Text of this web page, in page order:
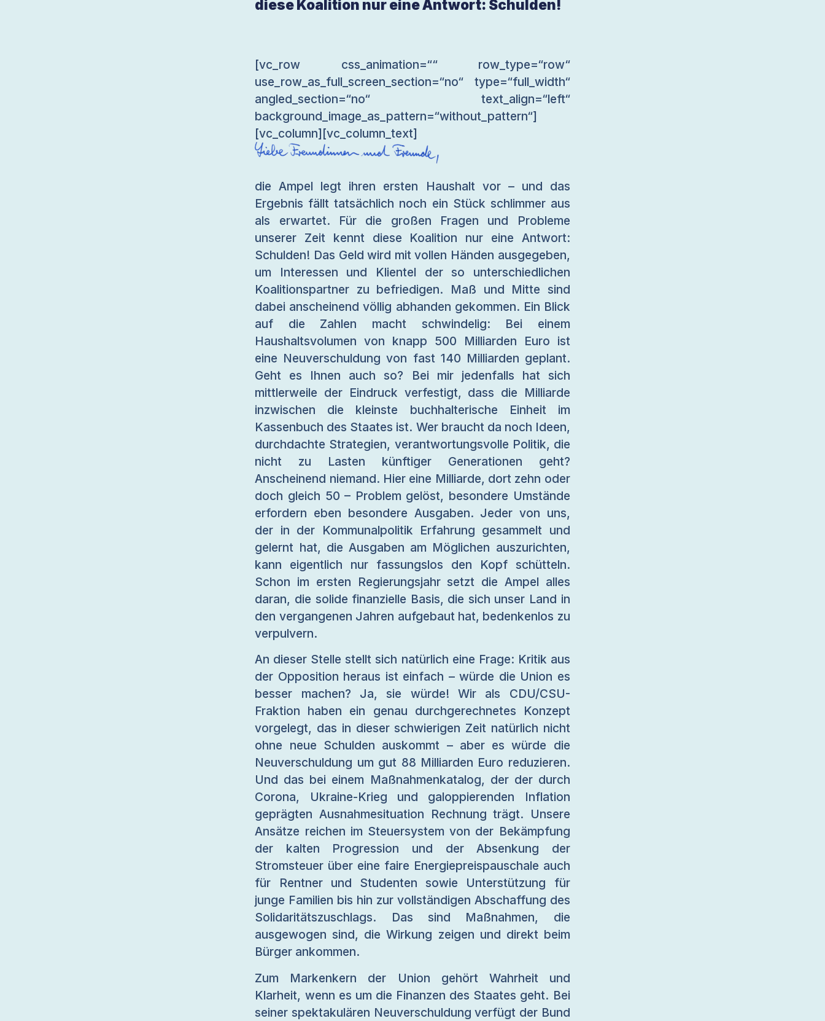
diese Koalition nur eine Antwort: Schulden!
[vc_row css_animation=““ row_type=“row“
use_row_as_full_screen_section=“no“ type=“full_width“
angled_section=“no“ text_align=“left“
background_image_as_pattern=“without_pattern“]
[vc_column][vc_column_text]
die Ampel legt ihren ersten Haushalt vor – und das
Ergebnis fällt tatsächlich noch ein Stück schlimmer aus
als erwartet. Für die großen Fragen und Probleme
unserer Zeit kennt diese Koalition nur eine Antwort:
Schulden! Das Geld wird mit vollen Händen ausgegeben,
um Interessen und Klientel der so unterschiedlichen
Koalitionspartner zu befriedigen. Maß und Mitte sind
dabei anscheinend völlig abhanden gekommen. Ein Blick
auf die Zahlen macht schwindelig: Bei einem
Haushaltsvolumen von knapp 500 Milliarden Euro ist
eine Neuverschuldung von fast 140 Milliarden geplant.
Geht es Ihnen auch so? Bei mir jedenfalls hat sich
mittlerweile der Eindruck verfestigt, dass die Milliarde
inzwischen die kleinste buchhalterische Einheit im
Kassenbuch des Staates ist. Wer braucht da noch Ideen,
durchdachte Strategien, verantwortungsvolle Politik, die
nicht zu Lasten künftiger Generationen geht?
Anscheinend niemand. Hier eine Milliarde, dort zehn oder
doch gleich 50 – Problem gelöst, besondere Umstände
erfordern eben besondere Ausgaben. Jeder von uns,
der in der Kommunalpolitik Erfahrung gesammelt und
gelernt hat, die Ausgaben am Möglichen auszurichten,
kann eigentlich nur fassungslos den Kopf schütteln.
Schon im ersten Regierungsjahr setzt die Ampel alles
daran, die solide finanzielle Basis, die sich unser Land in
den vergangenen Jahren aufgebaut hat, bedenkenlos zu
verpulvern.
An dieser Stelle stellt sich natürlich eine Frage: Kritik aus
der Opposition heraus ist einfach – würde die Union es
besser machen? Ja, sie würde! Wir als CDU/CSU-
Fraktion haben ein genau durchgerechnetes Konzept
vorgelegt, das in dieser schwierigen Zeit natürlich nicht
ohne neue Schulden auskommt – aber es würde die
Neuverschuldung um gut 88 Milliarden Euro reduzieren.
Und das bei einem Maßnahmenkatalog, der der durch
Corona, Ukraine-Krieg und galoppierenden Inflation
geprägten Ausnahmesituation Rechnung trägt. Unsere
Ansätze reichen im Steuersystem von der Bekämpfung
der kalten Progression und der Absenkung der
Stromsteuer über eine faire Energiepreispauschale auch
für Rentner und Studenten sowie Unterstützung für
junge Familien bis hin zur vollständigen Abschaffung des
Solidaritätszuschlags. Das sind Maßnahmen, die
ausgewogen sind, die Wirkung zeigen und direkt beim
Bürger ankommen.
Zum Markenkern der Union gehört Wahrheit und
Klarheit, wenn es um die Finanzen des Staates geht. Bei
seiner spektakulären Neuverschuldung verfügt der Bund